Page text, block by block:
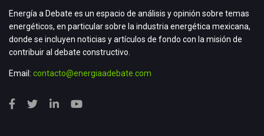
Energía a Debate es un espacio de análisis y opinión sobre temas
energéticos, en particular sobre la industria energética mexicana,
donde se incluyen noticias y artículos de fondo con la misión de
contribuir al debate constructivo.
Email: contacto@energiaadebate.com